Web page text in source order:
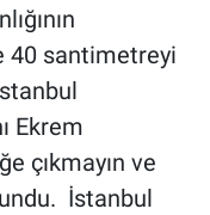
40 santimetreyi
Ekrem
çıkmayın ve
İstanbul